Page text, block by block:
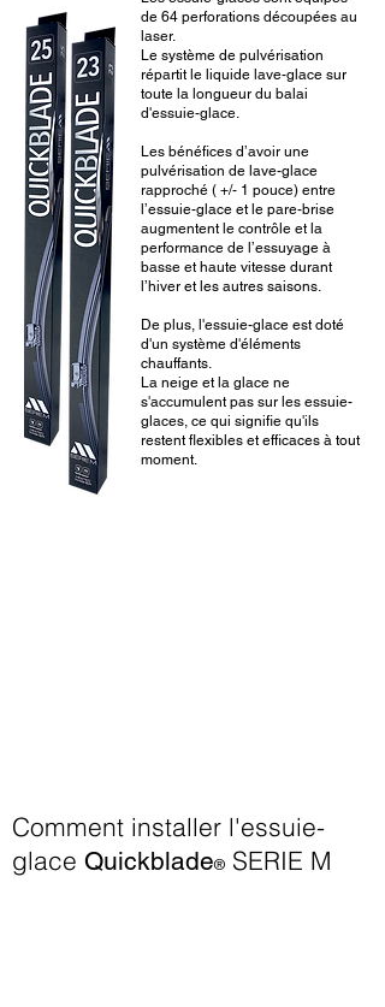
de 64 perforations découpées au
laser.
Le système de pulvérisation
répartit le liquide lave-glace sur
toute la longueur du balai
d'essuie-glace.
Les bénéfices d’avoir une
pulvérisation de lave-glace
rapproché ( +/- 1 pouce) entre
l’essuie-glace et le pare-brise
augmentent le contrôle et la
performance de l’essuyage à
basse et haute vitesse durant
l’hiver et les autres saisons.
De plus, l'essuie-glace est doté
d'un système d'éléments
chauffants.
La neige et la glace ne
s'accumulent pas sur les essuie-
glaces, ce qui signifie qu'ils
restent flexibles et efficaces à tout
moment.
Comment installer l'essuie-
glace Quickblade® SERIE M